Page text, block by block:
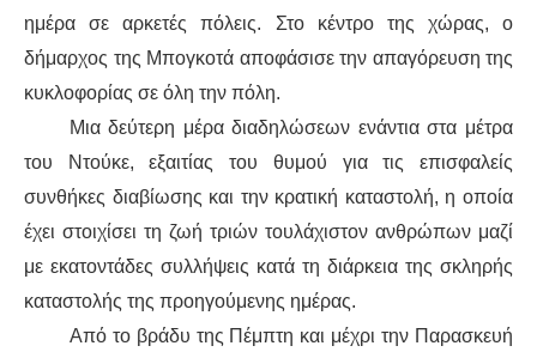
ημέρα σε αρκετές πόλεις. Στο κέντρο της χώρας, ο
δήμαρχος της Μπογκοτά αποφάσισε την απαγόρευση της
κυκλοφορίας σε όλη την πόλη.
Μια δεύτερη μέρα διαδηλώσεων ενάντια στα μέτρα
του
Ντούκε, εξαιτίαςτου θυμού για τις επισφαλείς
συνθήκες διαβίωσης και την κρατική καταστολή, η οποία
έχει στοιχίσει τη ζωή τριών τουλάχιστον ανθρώπων μαζί
με εκατοντάδες συλλήψεις κατά τη διάρκεια της σκληρής
καταστολής της προηγούμενης ημέρας.
Από τοβράδυ της Πέμπτη και μέχρι την Παρασκευή